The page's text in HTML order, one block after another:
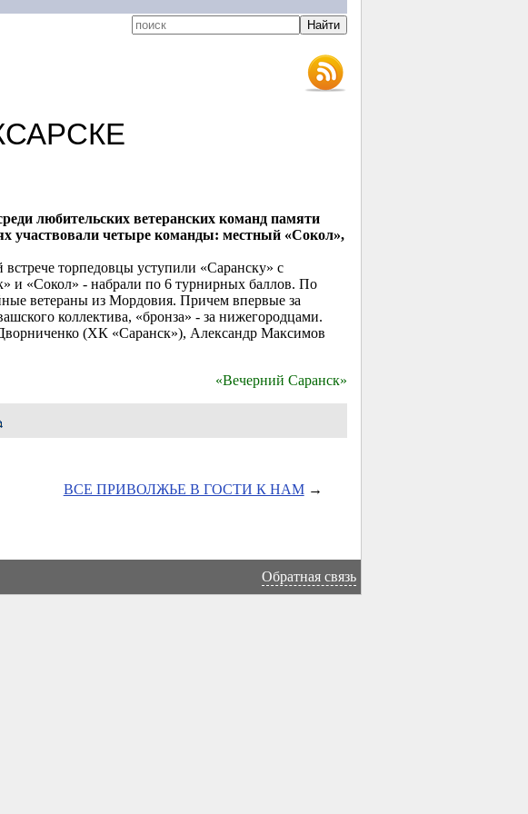
любительских ветеранских команд памяти
участвовали четыре команды: местный «Сокол»,
торпедовцы уступили «Саранску» с
и «Сокол» - набрали по 6 турнирных баллов. По
ветераны из Мордовия. Причем впервые за
коллектива, «бронза» - за нижегородцами.
(ХК «Саранск»), Александр Максимов
«Вечерний Саранск»
ВСЕ ПРИВОЛЖЬЕ В ГОСТИ К НАМ→
Обратная связь